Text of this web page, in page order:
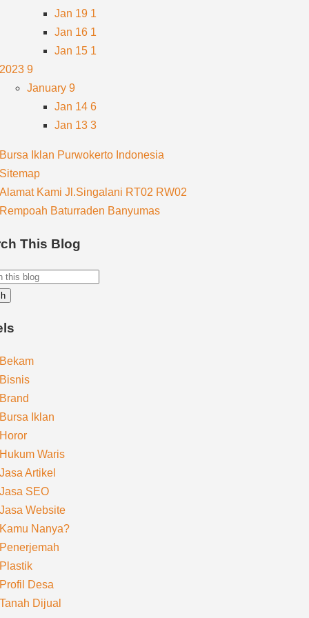
Jan 19 1
Jan 16 1
Jan 15 1
20239
January9
Jan 146
Jan 133
Bursa Iklan Purwokerto Indonesia
Sitemap
Alamat Kami Jl.Singalani RT02 RW02
Rempoah Baturraden Banyumas
This Blog
Bekam
Bisnis
Brand
Bursa Iklan
Horor
Hukum Waris
Jasa Artikel
Jasa SEO
Jasa Website
Kamu Nanya?
Penerjemah
Plastik
Profil Desa
Tanah Dijual